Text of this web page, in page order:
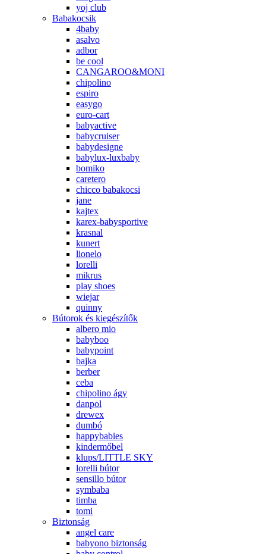
yoj club
Babakocsik
4baby
asalvo
adbor
be cool
CANGAROO&MONI
chipolino
espiro
easygo
euro-cart
babyactive
babycruiser
babydesigne
babylux-luxbaby
bomiko
caretero
chicco babakocsi
jane
kajtex
karex-babysportive
krasnal
kunert
lionelo
lorelli
mikrus
play shoes
wiejar
quinny
Bútorok és kiegészítők
albero mio
babyboo
babypoint
bajka
berber
ceba
chipolino ágy
danpol
drewex
dumbó
happybabies
kindermőbel
klups/LITTLE SKY
lorelli bútor
sensillo bútor
symbaba
timba
tomi
Biztonság
angel care
babyono biztonság